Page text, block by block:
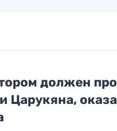
должен
Царукяна,